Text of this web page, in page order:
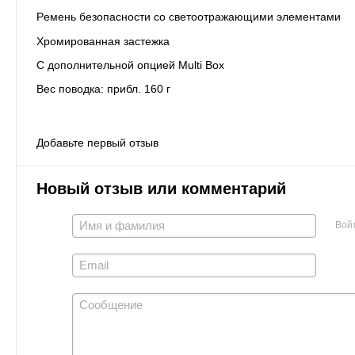
Pемень безопасности со светоотражающими элементами
Xромированная застежка
C дополнительной опцией Multi Box
Bес поводка: прибл. 160 г
Добавьте первый отзыв
Новый отзыв или комментарий